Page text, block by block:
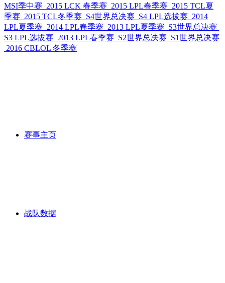
MSI季中赛 2015 LCK 春季赛 2015 LPL春季赛 2015 TCL夏
季赛 2015 TCL冬季赛 S4世界总决赛 S4 LPL选拔赛 2014
LPL夏季赛 2014 LPL春季赛 2013 LPL夏季赛 S3世界总决赛
S3 LPL选拔赛 2013 LPL春季赛 S2世界总决赛 S1世界总决赛
2016 CBLOL 冬季赛
赛事主页
战队数据